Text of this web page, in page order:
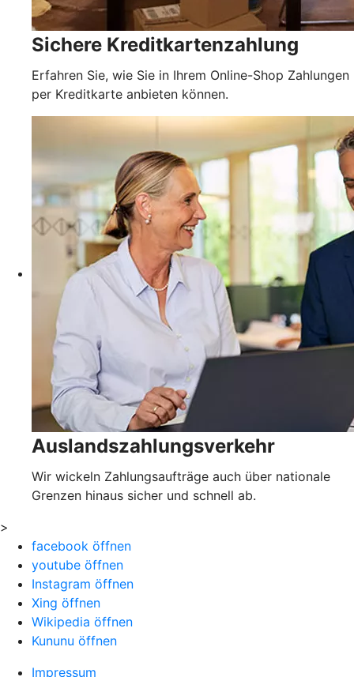
Sichere Kreditkartenzahlung
Erfahren Sie, wie Sie in Ihrem Online-Shop Zahlungen
per Kreditkarte anbieten können.
Auslandszahlungsverkehr
Wir wickeln Zahlungsaufträge auch über nationale
Grenzen hinaus sicher und schnell ab.
>
facebook öffnen
youtube öffnen
Instagram öffnen
Xing öffnen
Wikipedia öffnen
Kununu öffnen
Impressum